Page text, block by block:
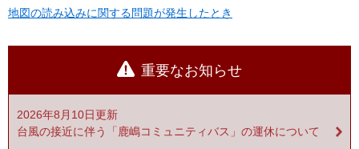
地図の読み込みに関する問題が発生したとき
重要なお知らせ
2026年8月10日更新
台風の接近に伴う「鹿嶋コミュニティバス」の運休について